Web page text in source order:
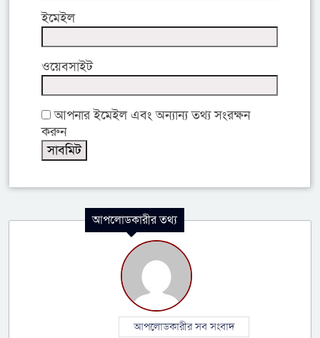
ইমেইল
ওয়েবসাইট
আপনার ইমেইল এবং অন্যান্য তথ্য সংরক্ষন
করুন
আপলোডকারীর তথ্য
আপলোডকারীর সব সংবাদ